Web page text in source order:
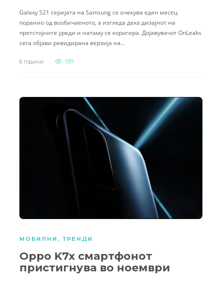
Galaxy S21 серијата на Samsung се очекува еден месец
поранио од вообичаеното, а изгледа дека дизајнот на
претстојните уреди и натаму се коригира. Дојавувачот OnLeaks
сега објави ревидирана верзија на…
6 години 1311
МОБИЛНИ , ТРЕНДИ
Oppo K7x смартфонот
пристигнува во ноември